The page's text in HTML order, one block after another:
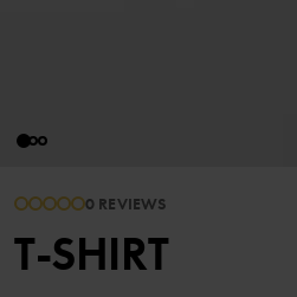
0 REVIEWS
T-SHIRT